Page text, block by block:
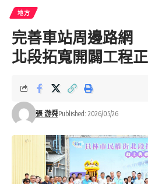
地方
完善車站周邊路網
北段拓寬開闢工程
張 游舜Published: 2026/05/26